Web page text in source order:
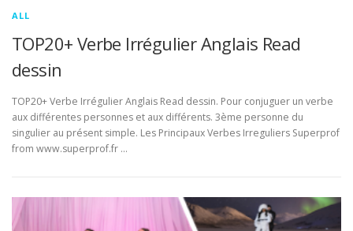
ALL
TOP20+ Verbe Irrégulier Anglais Read
dessin
TOP20+ Verbe Irrégulier Anglais Read dessin. Pour conjuguer un verbe
aux différentes personnes et aux différents. 3ème personne du
singulier au présent simple. Les Principaux Verbes Irreguliers Superprof
from www.superprof.fr …